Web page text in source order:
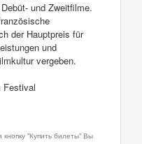
und Zweitfilme.
der Hauptpreis für
und
vergeben.
Festival
"Купить билеты" Вы